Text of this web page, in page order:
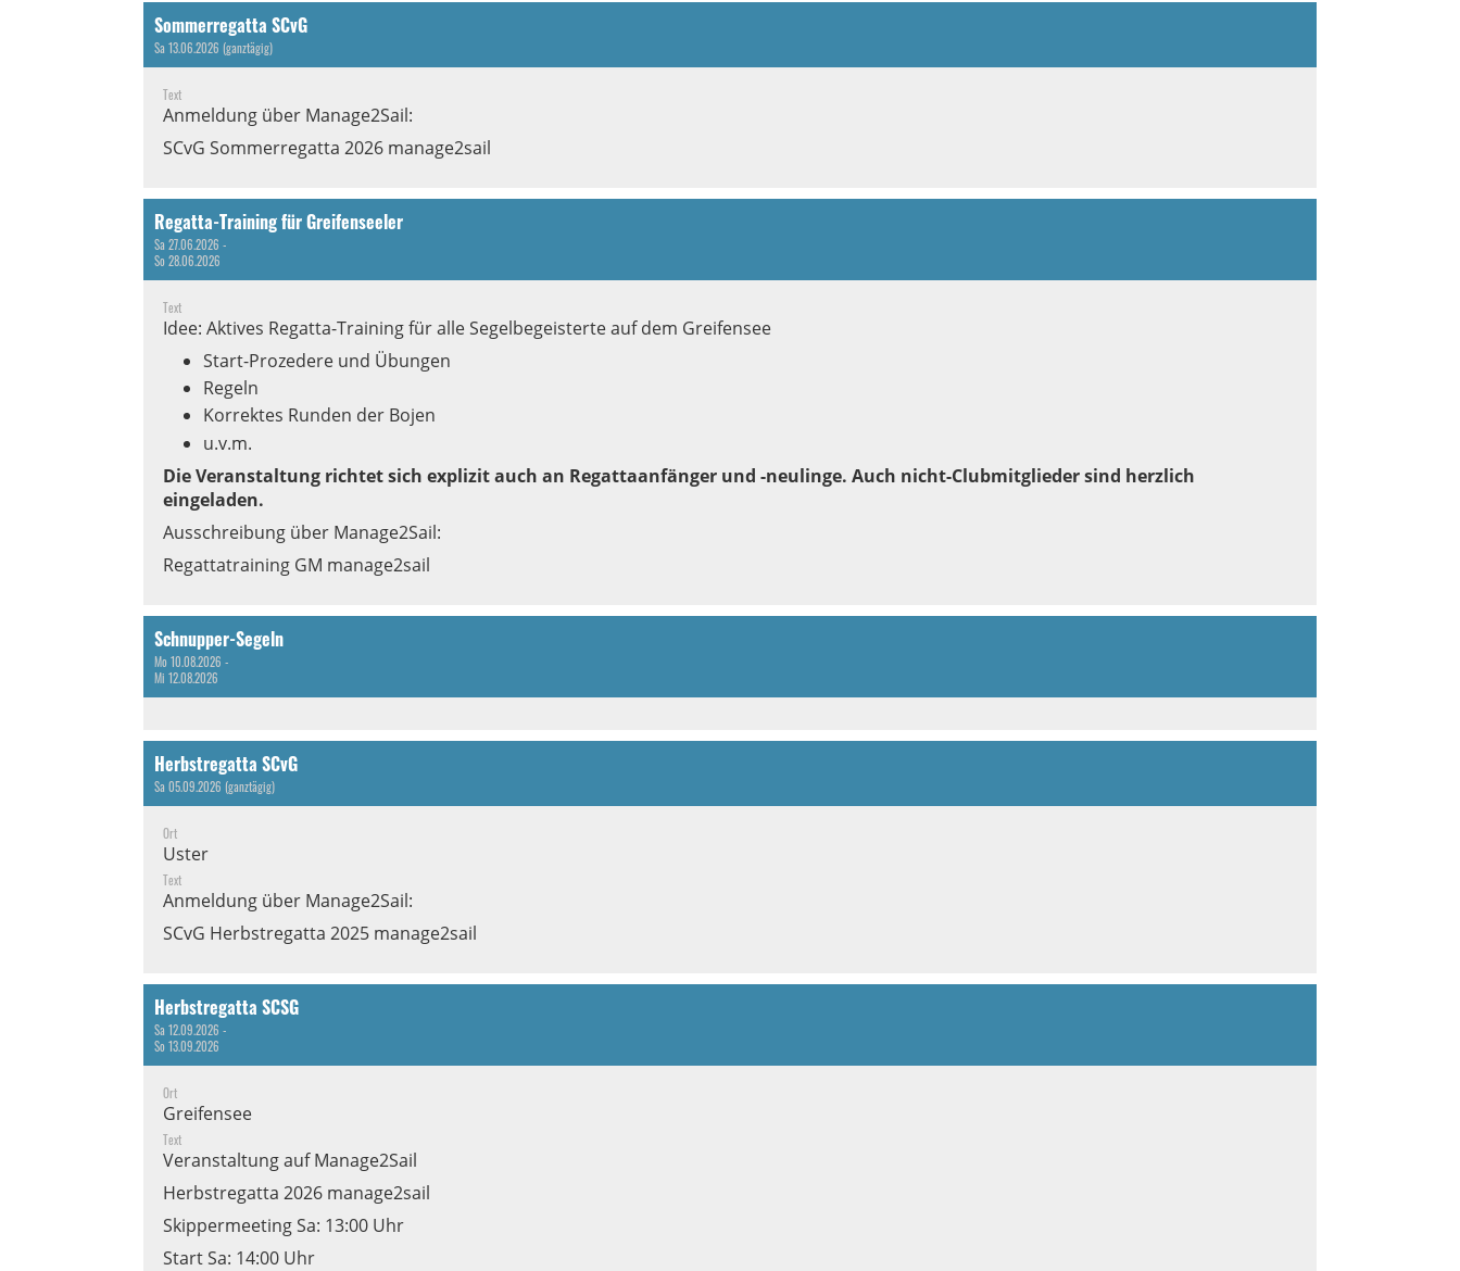
Sommerregatta SCvG
Sa 13.06.2026 (ganztägig)
Text
Anmeldung über Manage2Sail:
SCvG Sommerregatta 2026 manage2sail
Regatta-Training für Greifenseeler
Sa 27.06.2026 -
So 28.06.2026
Text
Idee: Aktives Regatta-Training für alle Segelbegeisterte auf dem Greifensee
Start-Prozedere und Übungen
Regeln
Korrektes Runden der Bojen
u.v.m.
Die Veranstaltung richtet sich explizit auch an Regattaanfänger und -neulinge. Auch nicht-Clubmitglieder sind herzlich
eingeladen.
Ausschreibung über Manage2Sail:
Regattatraining GM manage2sail
Schnupper-Segeln
Mo 10.08.2026 -
Mi 12.08.2026
Herbstregatta SCvG
Sa 05.09.2026 (ganztägig)
Ort
Uster
Text
Anmeldung über Manage2Sail:
SCvG Herbstregatta 2025 manage2sail
Herbstregatta SCSG
Sa 12.09.2026 -
So 13.09.2026
Ort
Greifensee
Text
Veranstaltung auf Manage2Sail
Herbstregatta 2026 manage2sail
Skippermeeting Sa: 13:00 Uhr
Start Sa: 14:00 Uhr